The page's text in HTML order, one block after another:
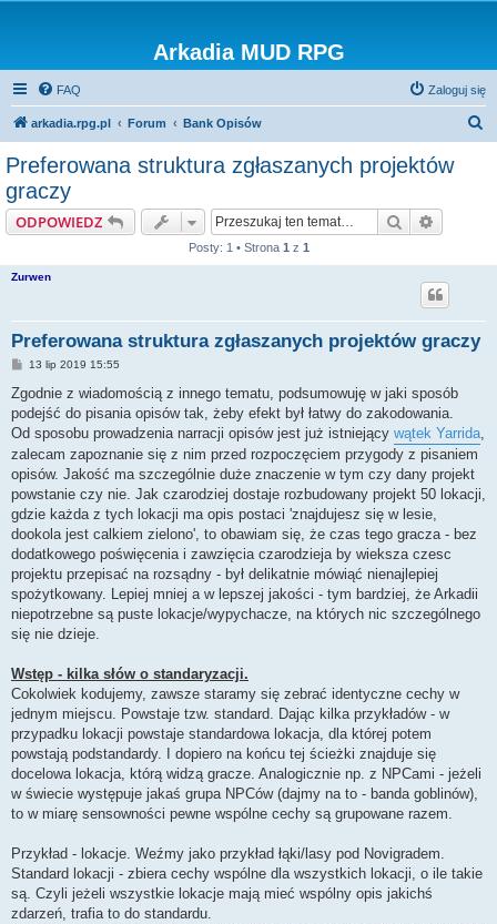
Arkadia MUD RPG
FAQ Zaloguj się
arkadia.rpg.pl Forum Bank Opisów
Preferowana struktura zgłaszanych projektów
graczy
ODPOWIEDZ Szukaj
Posty: 1 • Strona 1 z 1
Zurwen
Preferowana struktura zgłaszanych projektów graczy
P
s
t
13 lip 2019 15:55
Zgodnie z wiadomością z innego tematu, podsumowuję w jaki sposób
podejść do pisania opisów tak, żeby efekt był łatwy do zakodowania.
Od sposobu prowadzenia narracji opisów jest już istniejący wątek Yarrida,
zalecam zapoznanie się z nim przed rozpoczęciem przygody z pisaniem
opisów. Jakość ma szczególnie duże znaczenie w tym czy dany projekt
powstanie czy nie. Jak czarodziej dostaje rozbudowany projekt 50 lokacji,
gdzie każda z tych lokacji ma opis postaci 'znajdujesz się w lesie,
dookola jest calkiem zielono', to obawiam się, że czas tego gracza - bez
dodatkowego poświęcenia i zawzięcia czarodzieja by wieksza czesc
projektu przepisać na rozsądny - był delikatnie mówiąć nienajlepiej
spożytkowany. Lepiej mniej a w lepszej jakości - tym bardziej, że Arkadii
niepotrzebne są puste lokacje/wypychacze, na których nic szczególnego
się nie dzieje.
Wstęp - kilka słów o standaryzacji.
Cokolwiek kodujemy, zawsze staramy się zebrać identyczne cechy w
jednym miejscu. Powstaje tzw. standard. Dając kilka przykładów - w
przypadku lokacji powstaje standardowa lokacja, dla której potem
powstają podstandardy. I dopiero na końcu tej ścieżki znajduje się
docelowa lokacja, którą widzą gracze. Analogicznie np. z NPCami - jeżeli
w świecie występuje jakaś grupa NPCów (dajmy na to - banda goblinów),
to w miarę sensowności pewne wspólne cechy są grupowane razem.
Przykład - lokacje. Weźmy jako przykład łąki/lasy pod Novigradem.
Standard lokacji - zbiera cechy wspólne dla wszystkich lokacji, o ile takie
są. Czyli jeżeli wszystkie lokacje mają mieć wspólny opis jakichś
zdarzeń, trafia to do standardu.